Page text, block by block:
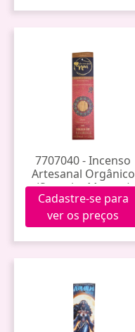
7707040 - Incenso
Artesanal Orgânico
(Senorita Margot)
Noa
Cadastre-se para
ver os preços